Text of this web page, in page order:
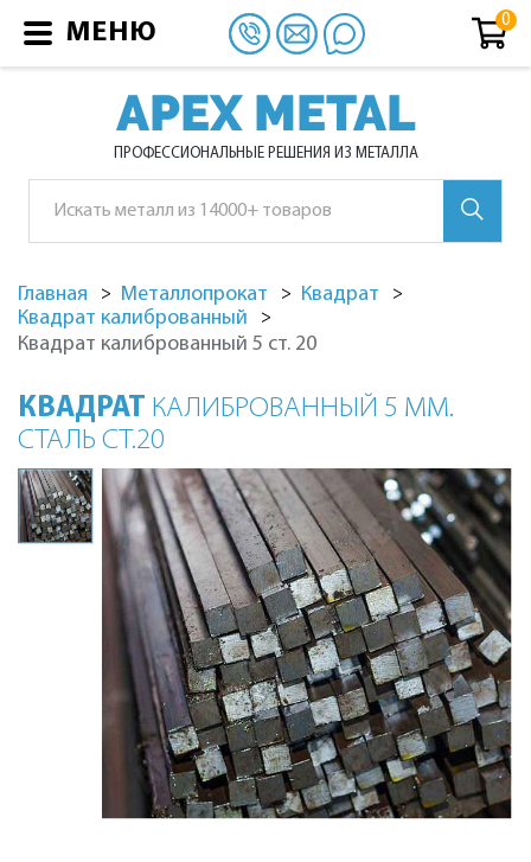
APEX METAL
ПРОФЕССИОНАЛЬНЫЕ РЕШЕНИЯ ИЗ МЕТАЛЛА
Главная Металлопрокат
Квадрат
Квадрат калиброванный
Квадрат калиброванный 5 ст. 20
КВАДРАТ КАЛИБРОВАННЫЙ 5 ММ.
СТАЛЬ СТ.20
МЕНЮ